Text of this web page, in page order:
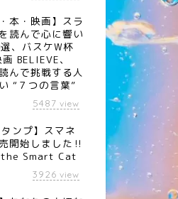
【名言】忙しい時（作家 徳冨
蘆花）
本・映画】スラ
読んで心に響い
、バスケW杯
BELIEVE、
んで挑戦する人
“７つの言葉”
5487 view
タンプ】スマネ
開始しました‼︎
Smart Cat
3926 view